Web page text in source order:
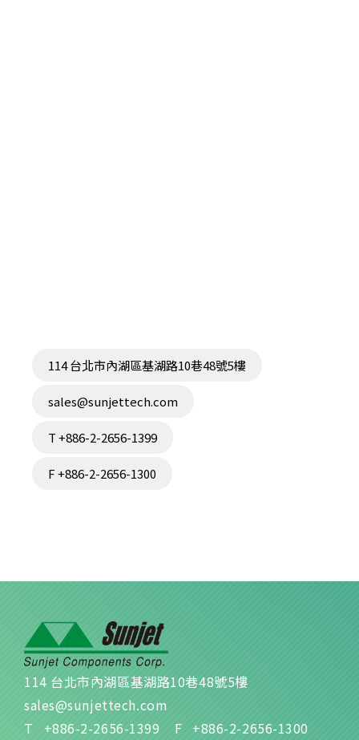
114 台北市內湖區基湖路10巷48號5樓
sales@sunjettech.com
T +886-2-2656-1399
F +886-2-2656-1300
114 台北市內湖區基湖路10巷48號5樓
sales@sunjettech.com
T
+886-2-2656-1399 F +886-2-2656-1300